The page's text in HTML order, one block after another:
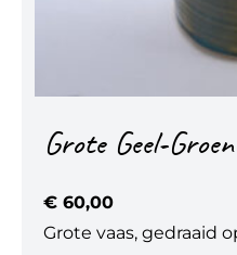
Grote Geel-
€ 60,00
Grote vaas, gedraaid